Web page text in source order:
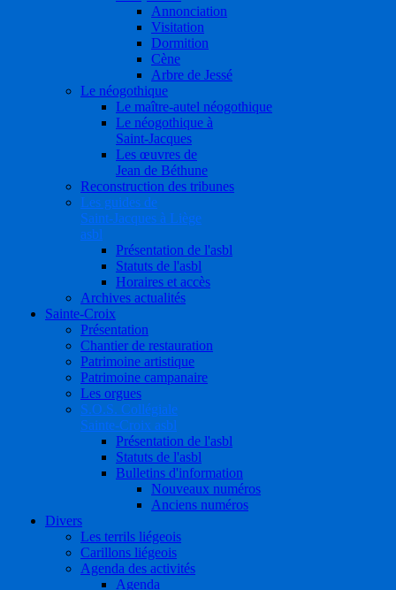
Annonciation
Visitation
Dormition
Cène
Arbre de Jessé
Le néogothique
Le maître-autel néogothique
Le néogothique à
Saint-Jacques
Les œuvres de
Jean de Béthune
Reconstruction des tribunes
Les guides de
Saint-Jacques à Liège
asbl
Présentation de l'asbl
Statuts de l'asbl
Horaires et accès
Archives actualités
Sainte-Croix
Présentation
Chantier de restauration
Patrimoine artistique
Patrimoine campanaire
Les orgues
S.O.S. Collégiale
Sainte-Croix asbl
Présentation de l'asbl
Statuts de l'asbl
Bulletins d'information
Nouveaux numéros
Anciens numéros
Divers
Les terrils liégeois
Carillons liégeois
Agenda des activités
Agenda